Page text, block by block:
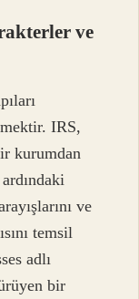
ve
IRS,
kurumdan
ve
temsil
adlı
bir